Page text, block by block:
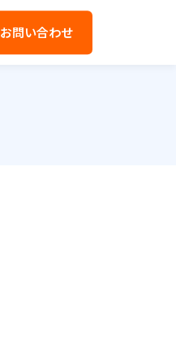
お問い合わせ